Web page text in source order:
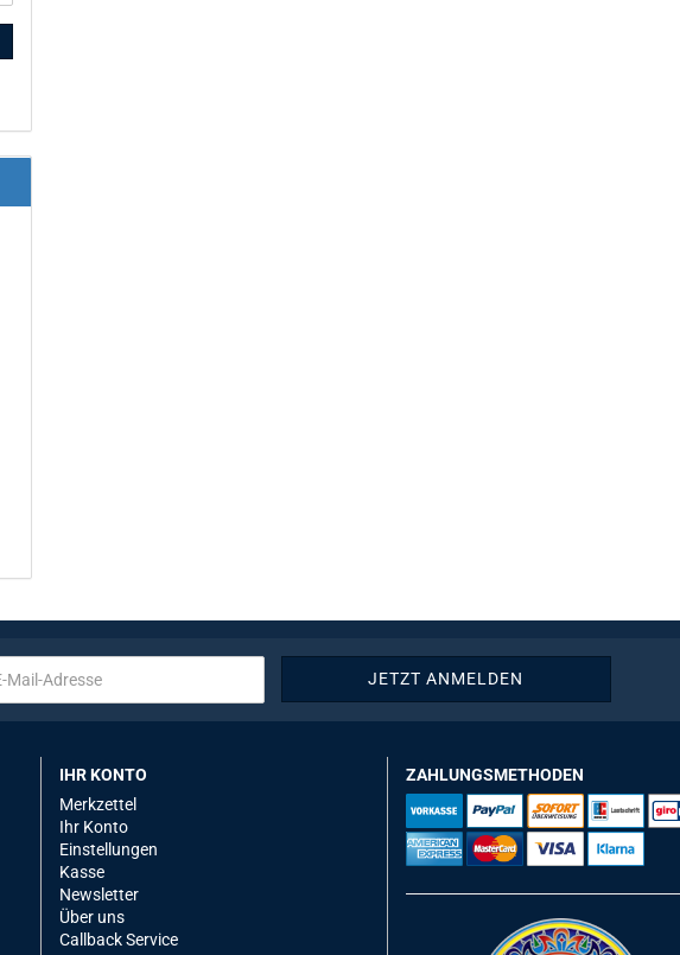
IHR KONTO
Merkzettel
Ihr Konto
Einstellungen
Kasse
Newsletter
Über uns
Callback Service
ZAHLUNGSMETHODEN